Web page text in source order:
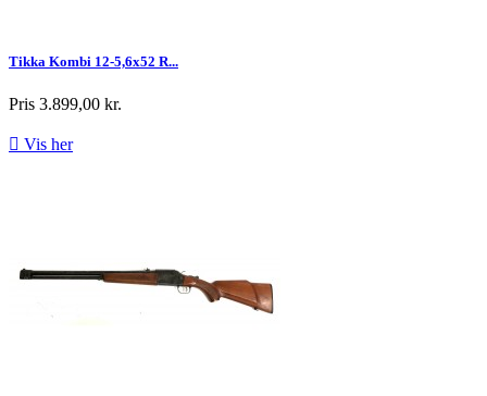
Tikka Kombi 12-5,6x52 R...
Pris 3.899,00 kr.
 Vis her